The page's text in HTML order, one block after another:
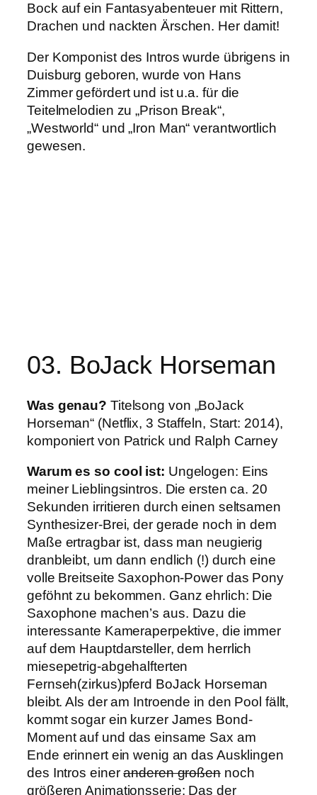
Bock auf ein Fantasyabenteuer mit Rittern,
Drachen und nackten Ärschen. Her damit!
Der Komponist des Intros wurde übrigens in
Duisburg geboren, wurde von Hans
Zimmer gefördert und ist u.a. für die
Teitelmelodien zu „Prison Break“,
„Westworld“ und „Iron Man“ verantwortlich
gewesen.
03. BoJack Horseman
Was genau? Titelsong von „BoJack
Horseman“ (Netflix, 3 Staffeln, Start: 2014),
komponiert von Patrick und Ralph Carney
Warum es so cool ist: Ungelogen: Eins
meiner Lieblingsintros. Die ersten ca. 20
Sekunden irritieren durch einen seltsamen
Synthesizer-Brei, der gerade noch in dem
Maße ertragbar ist, dass man neugierig
dranbleibt, um dann endlich (!) durch eine
volle Breitseite Saxophon-Power das Pony
geföhnt zu bekommen. Ganz ehrlich: Die
Saxophone machen’s aus. Dazu die
interessante Kameraperpektive, die immer
auf dem Hauptdarsteller, dem herrlich
miesepetrig-abgehalfterten
Fernseh(zirkus)pferd BoJack Horseman
bleibt. Als der am Introende in den Pool fällt,
kommt sogar ein kurzer James Bond-
Moment auf und das einsame Sax am
Ende erinnert ein wenig an das Ausklingen
des Intros eineranderen großennoch
größeren Animationsserie: Das der